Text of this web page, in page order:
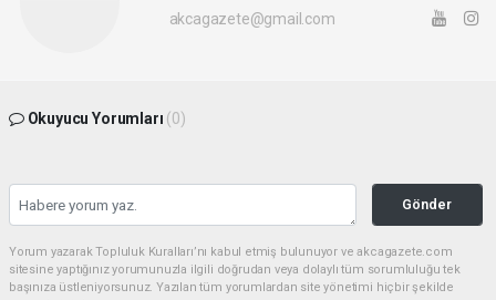
akcagazete@gmail.com
Okuyucu Yorumları (0)
Gönder
Yorum yazarak Topluluk Kuralları’nı kabul etmiş bulunuyor ve akcagazete.com
sitesine yaptığınız yorumunuzla ilgili doğrudan veya dolaylı tüm sorumluluğu tek
başınıza üstleniyorsunuz. Yazılan tüm yorumlardan site yönetimi hiçbir şekilde